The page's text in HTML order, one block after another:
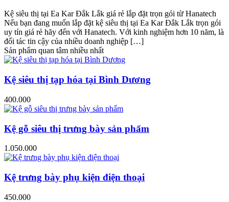
Kệ siêu thị tại Ea Kar Đắk Lắk giá rẻ lắp đặt trọn gói từ Hanatech
Nếu bạn đang muốn lắp đặt kệ siêu thị tại Ea Kar Đắk Lắk trọn gói
uy tín giá rẻ hãy đến với Hanatech. Với kinh nghiệm hơn 10 năm, là
đối tác tin cậy của nhiều doanh nghiệp […]
Sản phẩm quan tâm nhiều nhất
Kệ siêu thị tạp hóa tại Bình Dương
400.000
Kệ gỗ siêu thị trưng bày sản phẩm
1.050.000
Kệ trưng bày phụ kiện điện thoại
450.000